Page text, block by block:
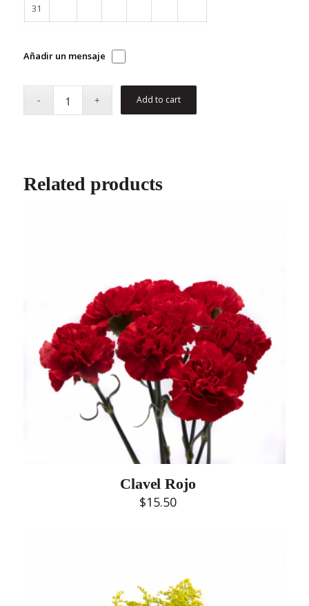
31
Añadir un mensaje
Add to cart
Related products
Clavel Rojo
$15.50